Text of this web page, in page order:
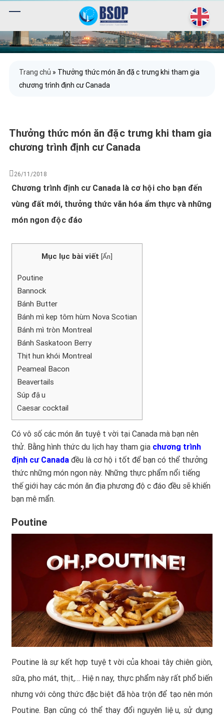
Trang chủ » Thưởng thức món ăn đặc trưng khi tham gia
chương trình định cư Canada
Thưởng thức món ăn đặc trưng khi tham gia
chương trình định cư Canada
26/11/2018
Chương trình định cư Canada là cơ hội cho bạn đến
vùng đất mới, thưởng thức văn hóa ẩm thực và những
món ngon độc đáo
Mục lục bài viết [Ẩn]
Poutine
Bannock
Bánh Butter
Bánh mì kẹp tôm hùm Nova Scotian
Bánh mì tròn Montreal
Bánh Saskatoon Berry
Thịt hun khói Montreal
Peameal Bacon
Beavertails
Súp đậu
Caesar cocktail
Có vô số các món ăn tuyệt vời tại Canada mà bạn nên
thử. Bằng hình thức du lịch hay tham gia chương trình
định cư Canada đều là cơ hội tốt để bạn có thể thưởng
thức những món ngon này. Những thực phẩm nổi tiếng
thế giới hay các món ăn địa phương độc đáo đều sẽ khiến
bạn mê mẩn.
Poutine
Poutine là sự kết hợp tuyệt vời của khoai tây chiên giòn,
sữa, pho mát, thịt,… Hiện nay, thực phẩm này rất phổ biến
nhưng với công thức đặc biệt đã hòa trộn để tạo nên món
Poutine. Bạn cũng có thể thay đổi nguyên liệu, sử dụng